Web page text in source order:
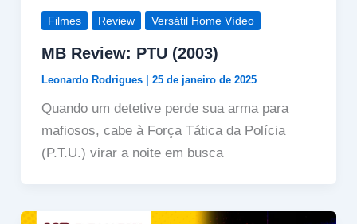
Filmes Review Versátil Home Vídeo
MB Review: PTU (2003)
Leonardo Rodrigues | 25 de janeiro de 2025
Quando um detetive perde sua arma para
mafiosos, cabe à Força Tática da Polícia
(P.T.U.) virar a noite em busca